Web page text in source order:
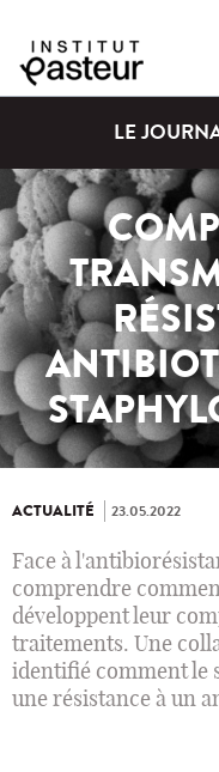
LE
ACTUALITÉ 23.05.2022
Face à
comprendre
développent leur
traitements. Une
identifié comment le
une résistance à un